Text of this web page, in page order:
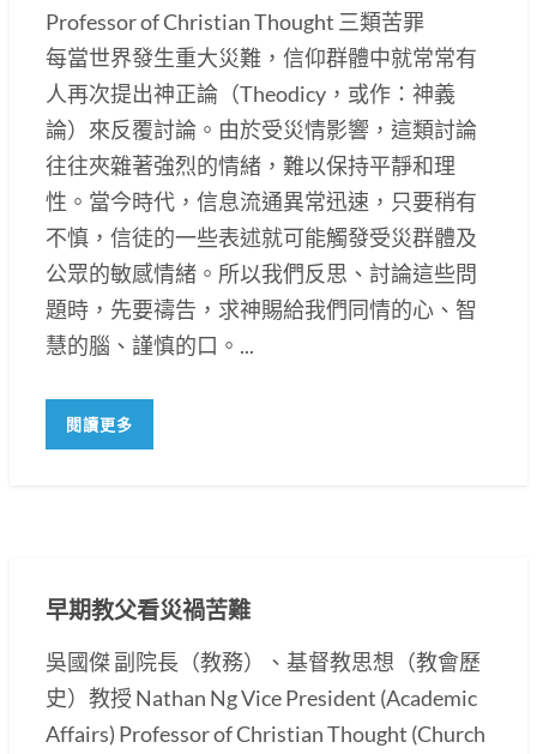
Professor of Christian Thought 三類苦罪
每當世界發生重大災難，信仰群體中就常常有
人再次提出神正論（Theodicy，或作：神義
論）來反覆討論。由於受災情影響，這類討論
往往夾雜著強烈的情緒，難以保持平靜和理
性。當今時代，信息流通異常迅速，只要稍有
不慎，信徒的一些表述就可能觸發受災群體及
公眾的敏感情緒。所以我們反思、討論這些問
題時，先要禱告，求神賜給我們同情的心、智
慧的腦、謹慎的口。...
閱讀更多
早期教父看災禍苦難
吳國傑 副院長（教務）、基督教思想（教會歷
史）教授 Nathan Ng Vice President (Academic
Affairs) Professor of Christian Thought (Church